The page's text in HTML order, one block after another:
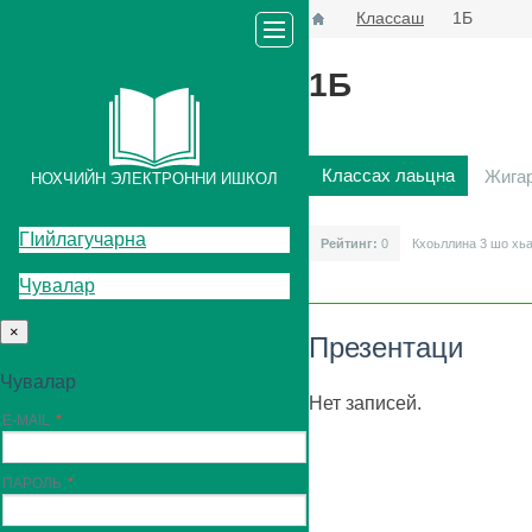
Классаш 1Б
НОХЧИЙН ЭЛЕКТРОННИ ИШКОЛ
ГIийлагучарна
Чувалар
×
Чувалар
E-MAIL
ПАРОЛЬ
1Б
Классах лаьцна
Рейтинг: 0 Кхоьллина 3 шо
Презентаци
Нет записей.